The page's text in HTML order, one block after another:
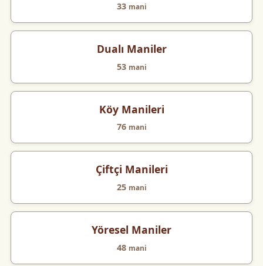
33 mani
Dualı Maniler
53 mani
Köy Manileri
76 mani
Çiftçi Manileri
25 mani
Yöresel Maniler
48 mani